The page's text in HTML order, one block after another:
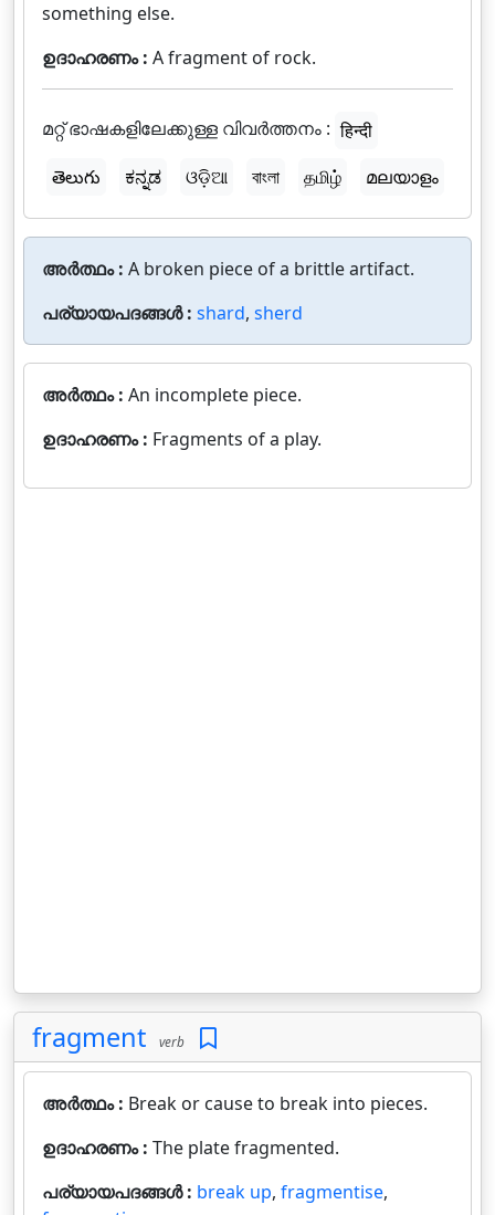
something else.
ഉദാഹരണം : A fragment of rock.
മറ്റ് ഭാഷകളിലേക്കുള്ള വിവർത്തനം : हिन्दी
తెలుగు
ಕನ್ನಡ ଓଡ଼ିଆ বাংলা தமிழ் മലയാളം
അർത്ഥം : A broken piece of a brittle artifact.
പര്യായപദങ്ങൾ : shard, sherd
അർത്ഥം : An incomplete piece.
ഉദാഹരണം : Fragments of a play.
fragment verb
അർത്ഥം : Break or cause to break into pieces.
ഉദാഹരണം : The plate fragmented.
പര്യായപദങ്ങൾ : break up, fragmentise,